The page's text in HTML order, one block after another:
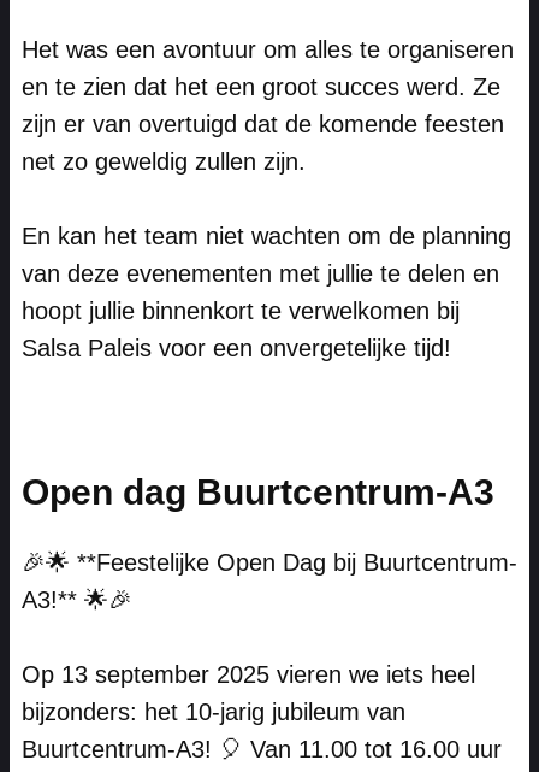
Het was een avontuur om alles te organiseren
en te zien dat het een groot succes werd. Ze
zijn er van overtuigd dat de komende feesten
net zo geweldig zullen zijn.
En kan het team niet wachten om de planning
van deze evenementen met jullie te delen en
hoopt jullie binnenkort te verwelkomen bij
Salsa Paleis voor een onvergetelijke tijd!
Open dag Buurtcentrum-A3
🎉🌟 **Feestelijke Open Dag bij Buurtcentrum-
A3!** 🌟🎉
Op 13 september 2025 vieren we iets heel
bijzonders: het 10-jarig jubileum van
Buurtcentrum-A3! 🎈 Van 11.00 tot 16.00 uur